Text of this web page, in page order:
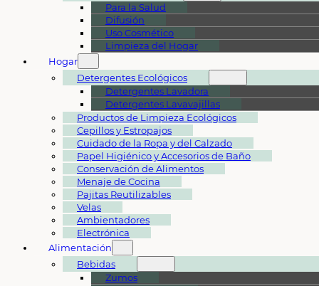
Para la Salud
Difusión
Uso Cosmético
Limpieza del Hogar
Hogar
Detergentes Ecológicos
Detergentes Lavadora
Detergentes Lavavajillas
Productos de Limpieza Ecológicos
Cepillos y Estropajos
Cuidado de la Ropa y del Calzado
Papel Higiénico y Accesorios de Baño
Conservación de Alimentos
Menaje de Cocina
Pajitas Reutilizables
Velas
Ambientadores
Electrónica
Alimentación
Bebidas
Zumos